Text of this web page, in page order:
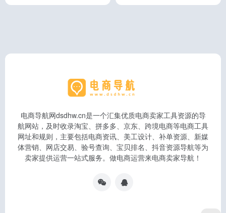
电商导航网dsdhw.cn是一个汇集优质电商卖家工具资源的导
航网站，及时收录淘宝、拼多多、京东、跨境电商等电商工具
网址和规则，主要包括电商资讯、美工设计、补单资源、新媒
体营销、网店交易、验号查询、宝贝排名、抖音资源导航等为
卖家提供运营一站式服务。做电商运营来电商卖家导航！